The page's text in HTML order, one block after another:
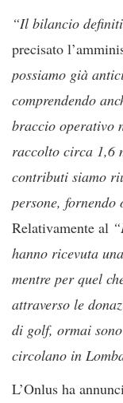
“Il bilancio
precisato
possiamo già
comprendendo
braccio operativo
raccolto circa 1,6
contributi siamo
persone,
Relativamente al
hanno ricevuta
mentre per quel
attraverso le
di golf, ormai
circolano in
L’Onlus ha